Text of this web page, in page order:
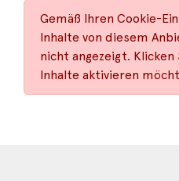
Gemäß Ihren Cookie-
Inhalte von diesem
nicht angezeigt. Klicken
Inhalte aktivieren